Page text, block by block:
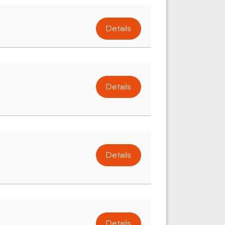
Details
Details
Details
Details